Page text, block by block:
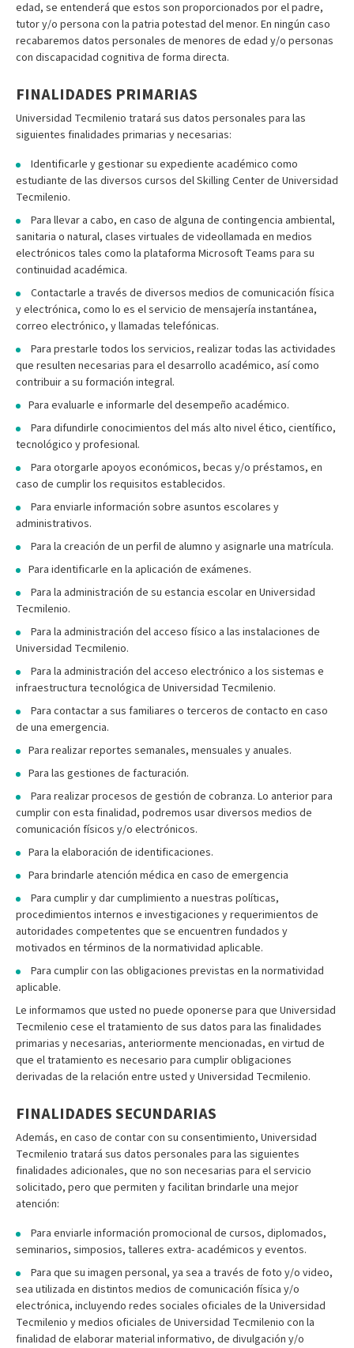
edad, se entenderá que estos son proporcionados por el padre,
tutor y/o persona con la patria potestad del menor. En ningún caso
recabaremos datos personales de menores de edad y/o personas
con discapacidad cognitiva de forma directa.
FINALIDADES PRIMARIAS
Universidad Tecmilenio tratará sus datos personales para las
siguientes finalidades primarias y necesarias:
Identificarle y gestionar su expediente académico como
estudiante de las diversos cursos del Skilling Center de Universidad
Tecmilenio.
Para llevar a cabo, en caso de alguna de contingencia ambiental,
sanitaria o natural, clases virtuales de videollamada en medios
electrónicos tales como la plataforma Microsoft Teams para su
continuidad académica.
Contactarle a través de diversos medios de comunicación física
y electrónica, como lo es el servicio de mensajería instantánea,
correo electrónico, y llamadas telefónicas.
Para prestarle todos los servicios, realizar todas las actividades
que resulten necesarias para el desarrollo académico, así como
contribuir a su formación integral.
Para evaluarle e informarle del desempeño académico.
Para difundirle conocimientos del más alto nivel ético, científico,
tecnológico y profesional.
Para otorgarle apoyos económicos, becas y/o préstamos, en
caso de cumplir los requisitos establecidos.
Para enviarle información sobre asuntos escolares y
administrativos.
Para la creación de un perfil de alumno y asignarle una matrícula.
Para identificarle en la aplicación de exámenes.
Para la administración de su estancia escolar en Universidad
Tecmilenio.
Para la administración del acceso físico a las instalaciones de
Universidad Tecmilenio.
Para la administración del acceso electrónico a los sistemas e
infraestructura tecnológica de Universidad Tecmilenio.
Para contactar a sus familiares o terceros de contacto en caso
de una emergencia.
Para realizar reportes semanales, mensuales y anuales.
Para las gestiones de facturación.
Para realizar procesos de gestión de cobranza. Lo anterior para
cumplir con esta finalidad, podremos usar diversos medios de
comunicación físicos y/o electrónicos.
Para la elaboración de identificaciones.
Para brindarle atención médica en caso de emergencia
Para cumplir y dar cumplimiento a nuestras políticas,
procedimientos internos e investigaciones y requerimientos de
autoridades competentes que se encuentren fundados y
motivados en términos de la normatividad aplicable.
Para cumplir con las obligaciones previstas en la normatividad
aplicable.
Le informamos que usted no puede oponerse para que Universidad
Tecmilenio cese el tratamiento de sus datos para las finalidades
primarias y necesarias, anteriormente mencionadas, en virtud de
que el tratamiento es necesario para cumplir obligaciones
derivadas de la relación entre usted y Universidad Tecmilenio.
FINALIDADES SECUNDARIAS
Además, en caso de contar con su consentimiento, Universidad
Tecmilenio tratará sus datos personales para las siguientes
finalidades adicionales, que no son necesarias para el servicio
solicitado, pero que permiten y facilitan brindarle una mejor
atención:
Para enviarle información promocional de cursos, diplomados,
seminarios, simposios, talleres extra- académicos y eventos.
Para que su imagen personal, ya sea a través de foto y/o video,
sea utilizada en distintos medios de comunicación física y/o
electrónica, incluyendo redes sociales oficiales de la Universidad
Tecmilenio y medios oficiales de Universidad Tecmilenio con la
finalidad de elaborar material informativo, de divulgación y/o